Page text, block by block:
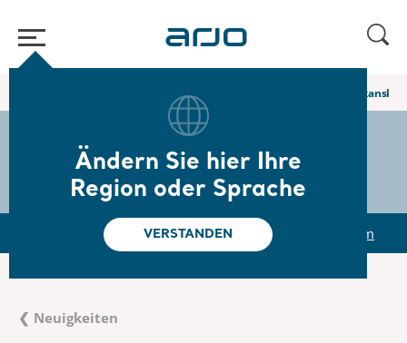
Ändern Sie hier Ihre
Region oder Sprache
VERSTANDEN
Arjo får 510(k) godkännande från amerikanska
The share s-arjo
Reports & Presentations The share Newsroom
❮ Neuigkeiten